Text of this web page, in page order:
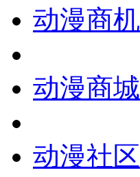
动漫商机
动漫商城
动漫社区